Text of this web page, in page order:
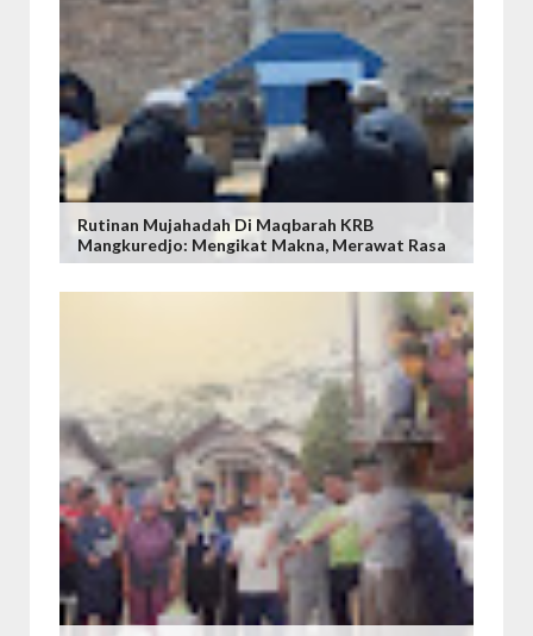
Rutinan Mujahadah Di Maqbarah KRB
Mangkuredjo: Mengikat Makna, Merawat Rasa